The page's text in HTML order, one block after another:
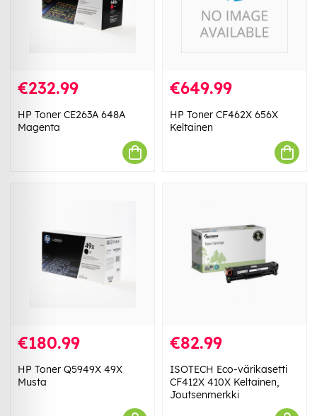
€232.99
HP Toner CE263A 648A
Magenta
€649.99
HP Toner CF462X 656X
Keltainen
€180.99
HP Toner Q5949X 49X
Musta
€82.99
ISOTECH Eco-värikasetti
CF412X 410X Keltainen,
Joutsenmerkki